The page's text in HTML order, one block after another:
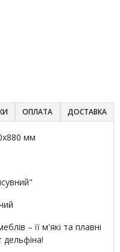
ОПЛАТА ДОСТАВКА
мм
– її м'які та плавні
дельфіна!